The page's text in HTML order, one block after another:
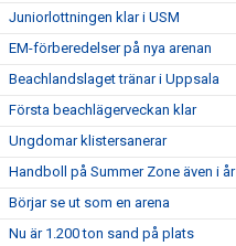
Juniorlottningen klar i USM
EM-förberedelser på nya arenan
Beachlandslaget tränar i Uppsala
Första beachlägerveckan klar
Ungdomar klistersanerar
Handboll på Summer Zone även i år
Börjar se ut som en arena
Nu är 1.200 ton sand på plats